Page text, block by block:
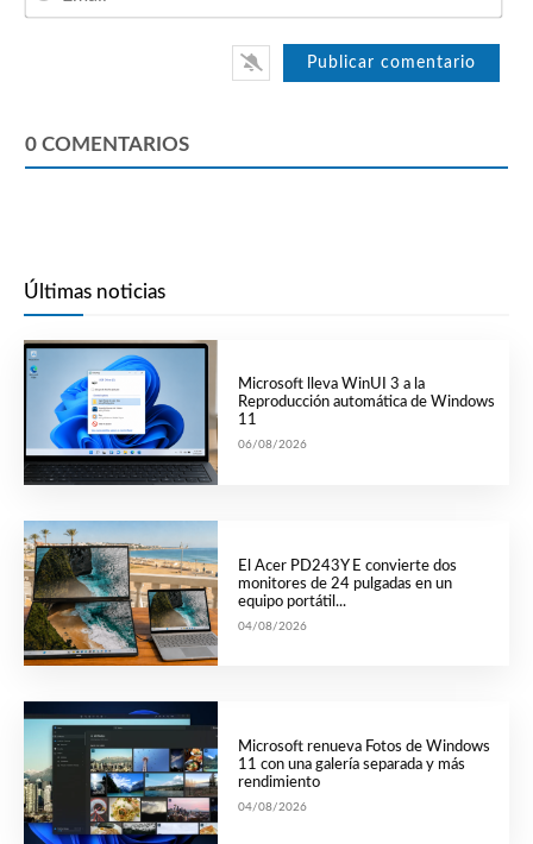
0 COMENTARIOS
Últimas noticias
Microsoft lleva WinUI 3 a la
Reproducción automática de Windows
11
06/08/2026
El Acer PD243Y E convierte dos
monitores de 24 pulgadas en un
equipo portátil...
04/08/2026
Microsoft renueva Fotos de Windows
11 con una galería separada y más
rendimiento
04/08/2026